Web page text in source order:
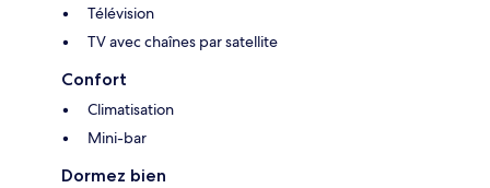
Télévision
TV avec chaînes par satellite
Confort
Climatisation
Mini-bar
Dormez bien